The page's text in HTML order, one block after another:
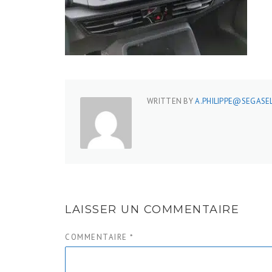
WRITTEN BY
LAISSER UN COMMENTAIRE
COMMENTAIRE *